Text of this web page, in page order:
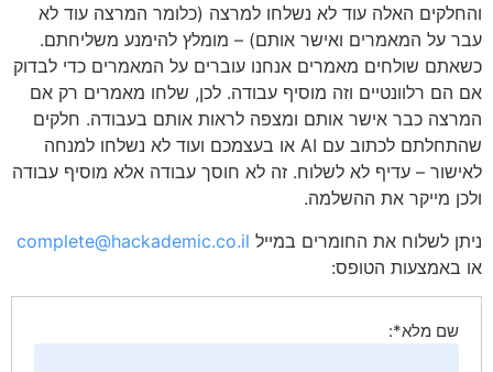
והחלקים האלה עוד לא נשלחו למרצה (כלומר המרצה עוד לא
עבר על המאמרים ואישר אותם) – מומלץ להימנע משליחתם.
כשאתם שולחים מאמרים אנחנו עוברים על המאמרים כדי לבדוק
אם הם רלוונטיים וזה מוסיף עבודה. לכן, שלחו מאמרים רק אם
המרצה כבר אישר אותם ומצפה לראות אותם בעבודה. חלקים
שהתחלתם לכתוב עם AI או בעצמכם ועוד לא נשלחו למנחה
לאישור – עדיף לא לשלוח. זה לא חוסך עבודה אלא מוסיף עבודה
ולכן מייקר את ההשלמה.
ניתן לשלוח את החומרים במייל complete@hackademic.co.il
או באמצעות הטופס:
שם מלא*: